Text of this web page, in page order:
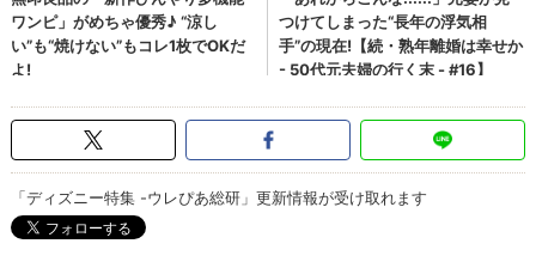
「ディズニー特集 -ウレぴあ総研」更新情報が受け取れます